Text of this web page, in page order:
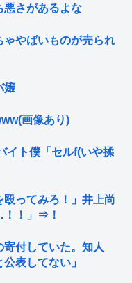
悪さがあるよな
ゃやばいものが売られ
嬢
画像あり)
イト僕「セルf(いや揉
殴ってみろ！」井上尚
！」⇒！
付していた。知人
表してない」